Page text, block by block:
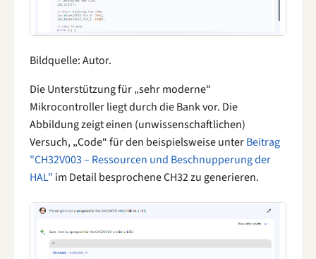
Bildquelle: Autor.
Die Unterstützung für „sehr moderne“
Mikrocontroller liegt durch die Bank vor. Die
Abbildung zeigt einen (unwissenschaftlichen)
Versuch, „Code“ für den beispielsweise unterBeitrag
"CH32V003 – Ressourcen und Beschnupperung der
HAL" im Detail besprochene CH32 zu generieren.